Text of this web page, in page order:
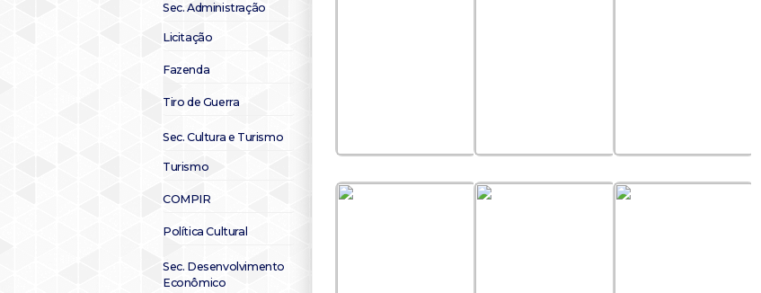
Sec. Administração
Licitação
Fazenda
Tiro de Guerra
Sec. Cultura e Turismo
Turismo
COMPIR
Política Cultural
Sec. Desenvolvimento
Econômico